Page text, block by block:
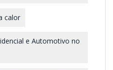
calor
e Automotivo no